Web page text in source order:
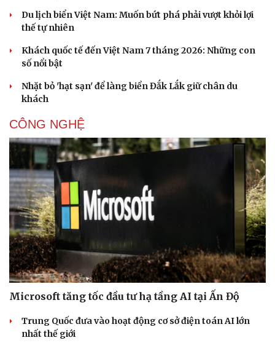
DU LỊCH
Hội chợ Du lịch quốc tế TP.HCM 2026 có quy mô
lớn nhất từ trước đến nay
Bảo tàng Tưởng niệm Hòa bình tại Nhật Bản đón lượng
khách kỷ lục
Du lịch biển Việt Nam: Muốn bứt phá phải vượt khỏi lợi
thế tự nhiên
Khách quốc tế đến Việt Nam 7 tháng 2026: Những con
số nổi bật